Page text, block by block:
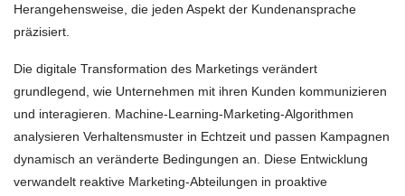
Herangehensweise, die jeden Aspekt der Kundenansprache
präzisiert.
Die digitale Transformation des Marketings verändert
grundlegend, wie Unternehmen mit ihren Kunden kommunizieren
und interagieren. Machine-Learning-Marketing-Algorithmen
analysieren Verhaltensmuster in Echtzeit und passen Kampagnen
dynamisch an veränderte Bedingungen an. Diese Entwicklung
verwandelt reaktive Marketing-Abteilungen in proaktive